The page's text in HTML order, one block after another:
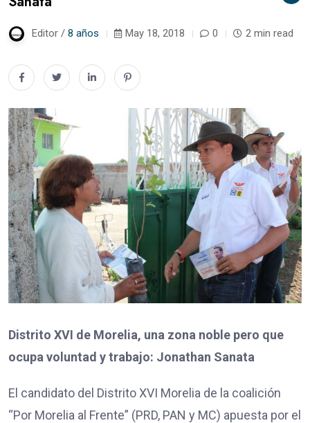
Editor / 8 años May 18, 2018 0 2 min read
Distrito XVI de Morelia, una zona noble pero que
ocupa voluntad y trabajo: Jonathan Sanata
El candidato del Distrito XVI Morelia de la coalición
“Por Morelia al Frente” (PRD, PAN y MC) apuesta por el